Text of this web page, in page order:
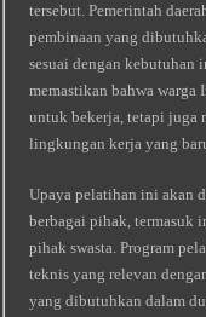
tersebut. Pemerintah
pembinaan yang
sesuai dengan
memastikan bahwa
untuk bekerja, tetapi juga
lingkungan kerja yang
Upaya pelatihan ini akan
berbagai pihak, termasuk
pihak swasta. Program
teknis yang relevan
yang dibutuhkan dalam